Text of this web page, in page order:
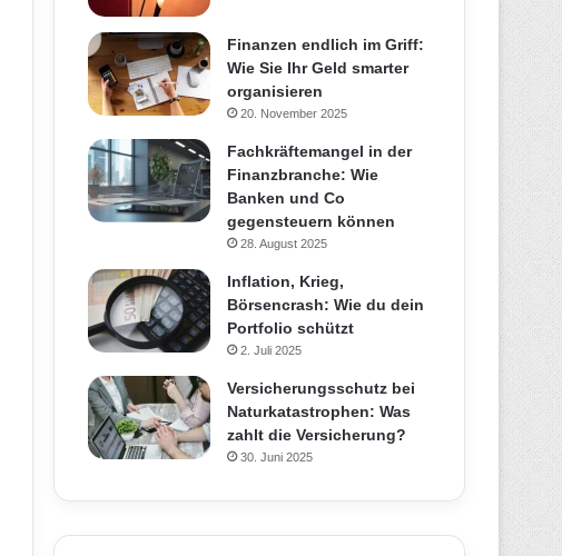
Finanzen endlich im Griff:
Wie Sie Ihr Geld smarter
organisieren
20. November 2025
Fachkräftemangel in der
Finanzbranche: Wie
Banken und Co
gegensteuern können
28. August 2025
Inflation, Krieg,
Börsencrash: Wie du dein
Portfolio schützt
2. Juli 2025
Versicherungsschutz bei
Naturkatastrophen: Was
zahlt die Versicherung?
30. Juni 2025